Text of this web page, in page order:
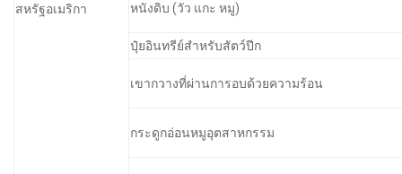
สหรัฐอเมริกา หนังดิบ (วัว แกะ หมู)
ปุ๋ยอินทรีย์สำหรับสัตว์ปีก
เขากวางที่ผ่านการอบด้วยความร้อน
กระดูกอ่อนหมูอุตสาหกรรม